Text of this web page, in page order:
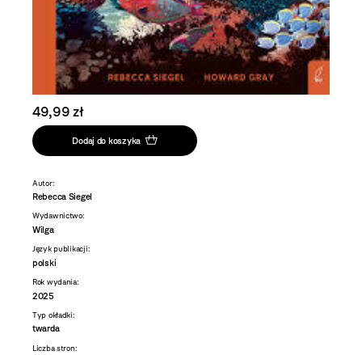
49,99 zł
Dodaj do koszyka
Autor:
Rebecca Siegel
Wydawnictwo:
Wilga
Język publikacji:
polski
Rok wydania:
2025
Typ okładki:
twarda
Liczba stron: